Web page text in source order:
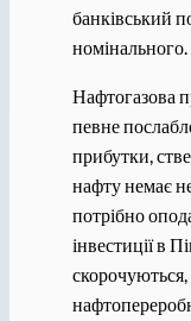
банківський
номінального.
Нафтогазова
певне
прибутки,
нафту немає
потрібно
інвестиції в